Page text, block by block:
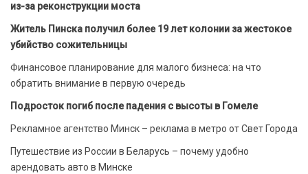
из-за реконструкции моста
Житель Пинска получил более 19 лет колонии за жестокое
убийство сожительницы
Финансовое планирование для малого бизнеса: на что
обратить внимание в первую очередь
Подросток погиб после падения с высоты в Гомеле
Рекламное агентство Минск – реклама в метро от Свет Города
Путешествие из России в Беларусь – почему удобно
арендовать авто в Минске